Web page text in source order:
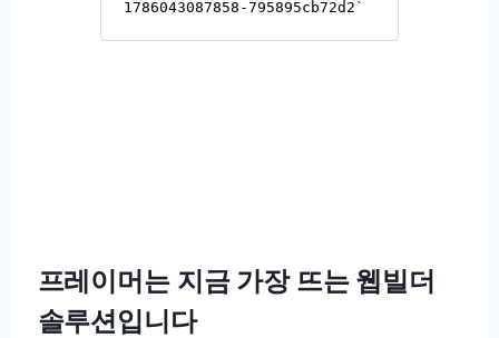
프레이머는 지금 가장 뜨는 웹빌더
솔루션입니다